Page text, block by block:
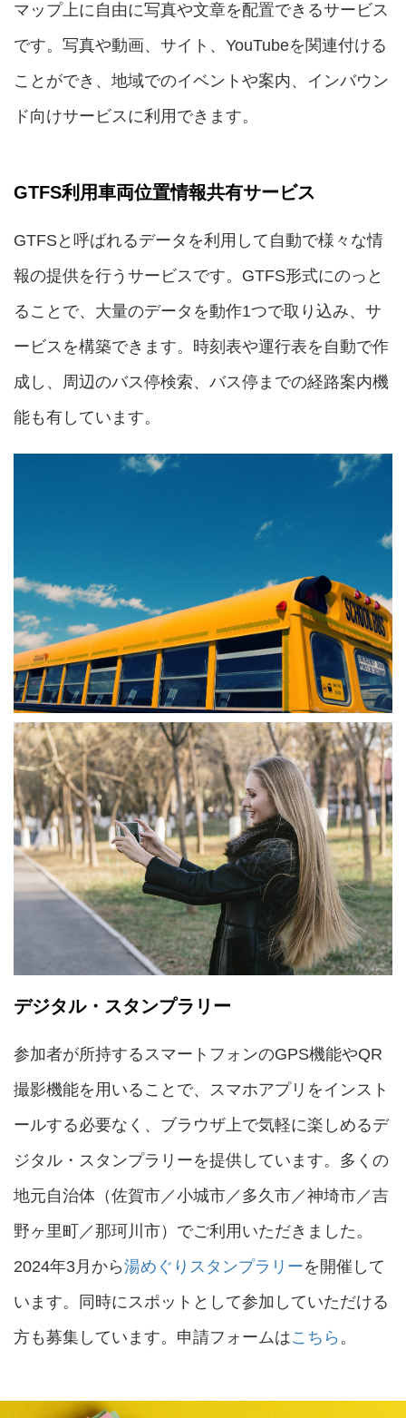
マップ上に自由に写真や文章を配置できるサービス
です。写真や動画、サイト、YouTubeを関連付ける
ことができ、地域でのイベントや案内、インバウン
ド向けサービスに利用できます。
GTFS利用車両位置情報共有サービス
GTFSと呼ばれるデータを利用して自動で様々な情
報の提供を行うサービスです。GTFS形式にのっと
ることで、大量のデータを動作1つで取り込み、サ
ービスを構築できます。時刻表や運行表を自動で作
成し、周辺のバス停検索、バス停までの経路案内機
能も有しています。
デジタル・スタンプラリー
参加者が所持するスマートフォンのGPS機能やQR
撮影機能を用いることで、スマホアプリをインスト
ールする必要なく、ブラウザ上で気軽に楽しめるデ
ジタル・スタンプラリーを提供しています。多くの
地元自治体（佐賀市／小城市／多久市／神埼市／吉
野ヶ里町／那珂川市）でご利用いただきました。
2024年3月から湯めぐりスタンプラリーを開催して
います。同時にスポットとして参加していただける
方も募集しています。申請フォームはこちら 。